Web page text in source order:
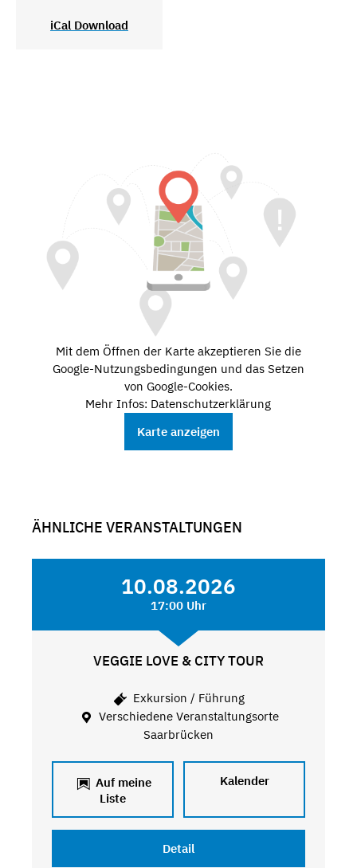
iCal Download
Mit dem Öffnen der Karte akzeptieren Sie die
Google-Nutzungsbedingungen und das Setzen
von Google-Cookies.
Mehr Infos: Datenschutzerklärung
Karte anzeigen
ÄHNLICHE VERANSTALTUNGEN
10.08.2026
17:00 Uhr
VEGGIE LOVE & CITY TOUR
Exkursion / Führung
Verschiedene Veranstaltungsorte
Saarbrücken
Auf meine
Liste
Kalender
Detail